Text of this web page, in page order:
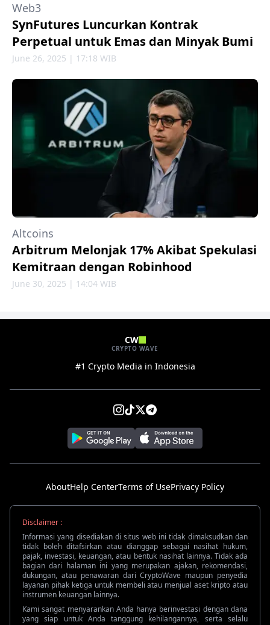
Web3
SynFutures Luncurkan Kontrak
Perpetual untuk Emas dan Minyak Bumi
June 26, 2025 | 17:18 WIB
Altcoins
Arbitrum Melonjak 17% Akibat Spekulasi
Kemitraan dengan Robinhood
June 30, 2025 | 14:04 WIB
CW
CRYPTO WAVE
#1 Crypto Media in Indonesia
AboutHelp CenterTerms of UsePrivacy Policy
Disclaimer :
Informasi yang disediakan di situs web ini tidak dimaksudkan dan
tidak boleh ditafsirkan atau dianggap sebagai nasihat hukum,
pajak, investasi, keuangan, atau bentuk nasihat lainnya. Tidak ada
bagian dari halaman ini yang merupakan ajakan, rekomendasi,
dukungan, atau penawaran dari CryptoWave maupun penyedia
layanan pihak ketiga untuk membeli atau menjual aset kripto atau
instrumen keuangan lainnya.
Kami sangat menyarankan Anda hanya berinvestasi dengan dana
yang siap untuk Anda tanggung kehilangannya, serta selalu